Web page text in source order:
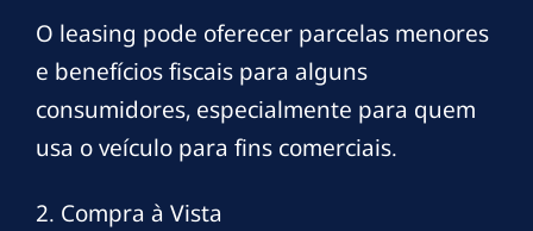
O leasing pode oferecer parcelas menores
e benefícios fiscais para alguns
consumidores, especialmente para quem
usa o veículo para fins comerciais.
2. Compra à Vista